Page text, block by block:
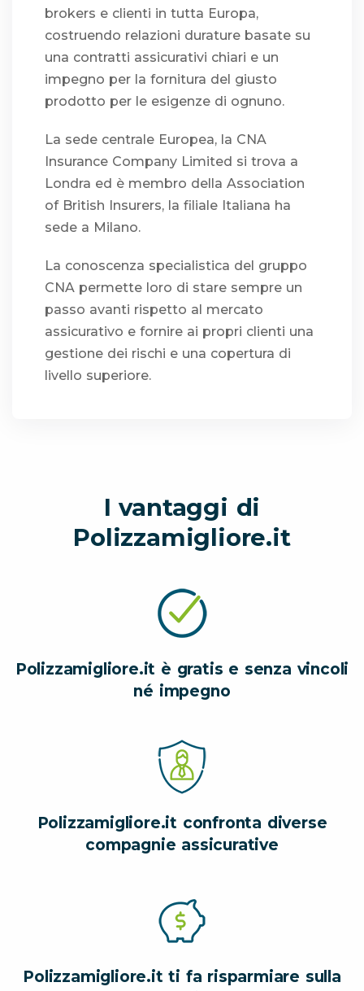
brokers e clienti in tutta Europa,
costruendo relazioni durature basate su
una contratti assicurativi chiari e un
impegno per la fornitura del giusto
prodotto per le esigenze di ognuno.
La sede centrale Europea, la CNA
Insurance Company Limited si trova a
Londra ed è membro della Association
of British Insurers, la filiale Italiana ha
sede a Milano.
La conoscenza specialistica del gruppo
CNA permette loro di stare sempre un
passo avanti rispetto al mercato
assicurativo e fornire ai propri clienti una
gestione dei rischi e una copertura di
livello superiore.
I vantaggi di
Polizzamigliore.it
Polizzamigliore.it è gratis e senza vincoli
né impegno
Polizzamigliore.it confronta diverse
compagnie assicurative
Polizzamigliore.it ti fa risparmiare sulla